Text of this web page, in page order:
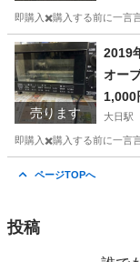
即購入✖️購入する前に一言
大阪 守口市 大日駅
売ります
2019
オー
1,000
大日駅
即購入✖️購入する前に一言
ページTOPへ
投稿